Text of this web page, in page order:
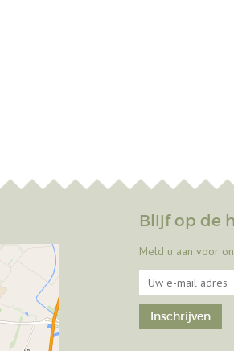
Blijf op de
Meld u aan voor